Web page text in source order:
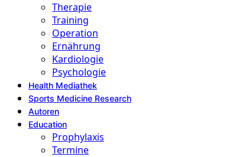
Therapie
Training
Operation
Ernährung
Kardiologie
Psychologie
Health Mediathek
Sports Medicine Research
Autoren
Education
Prophylaxis
Termine